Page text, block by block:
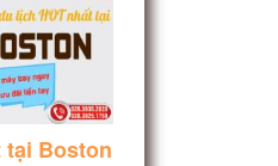
tại Boston